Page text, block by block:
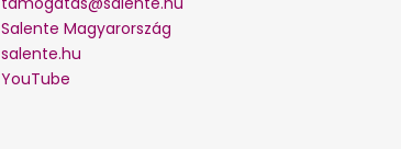
Salente Magyarország
salente.hu
YouTube